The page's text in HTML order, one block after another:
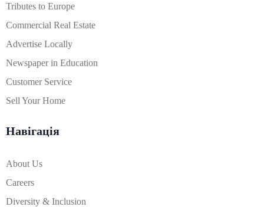
Tributes to Europe
Commercial Real Estate
Advertise Locally
Newspaper in Education
Customer Service
Sell Your Home
Навігація
About Us
Careers
Diversity & Inclusion